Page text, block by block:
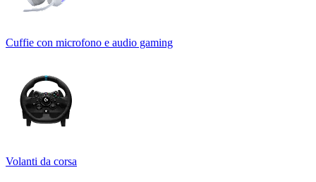
Cuffie con microfono e audio gaming
Volanti da corsa